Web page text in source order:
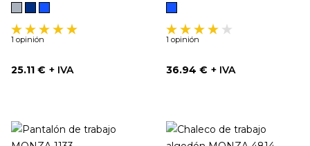
GrisMarinoAzulina
1 opinión
Precio
25.11 € + IVA
Azulina
1 opinión
Precio
36.94 € + IVA